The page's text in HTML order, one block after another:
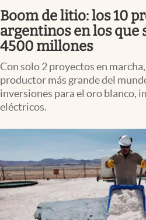
Negocios
Columnistas
Apertura
Infotechnology
Mundial 2026
Eventos Corporativos
El Cronista Studio
Boom de litio: los 10
argentinos en los que
4500 millones
Con solo 2 proyectos en
productor más grande del
inversiones para el oro blanco,
eléctricos.